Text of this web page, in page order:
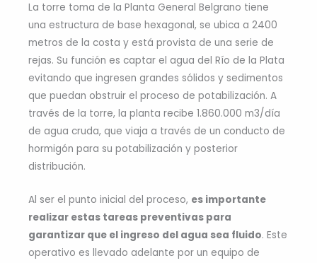
La torre toma de la Planta General Belgrano tiene
una estructura de base hexagonal, se ubica a 2400
metros de la costa y está provista de una serie de
rejas. Su función es captar el agua del Río de la Plata
evitando que ingresen grandes sólidos y sedimentos
que puedan obstruir el proceso de potabilización. A
través de la torre, la planta recibe 1.860.000 m3/día
de agua cruda, que viaja a través de un conducto de
hormigón para su potabilización y posterior
distribución.
Al ser el punto inicial del proceso, es importante
realizar estas tareas preventivas para
garantizar que el ingreso del agua sea fluido. Este
operativo es llevado adelante por un equipo de